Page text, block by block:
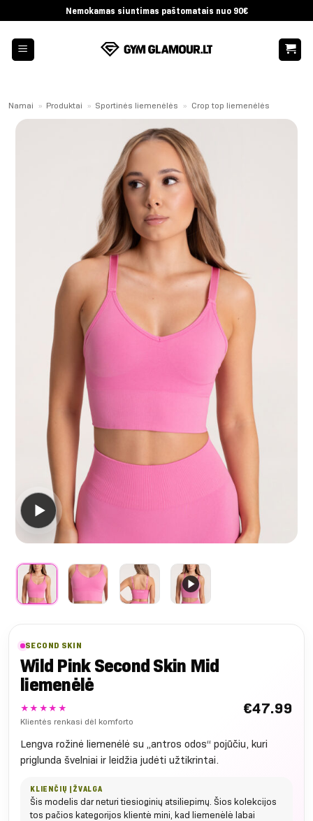
to
content
Nemokamas siuntimas paštomatais nuo 90€
Namai » Produktai » Sportinės liemenėlės » Crop top liemenėlės
SECOND SKIN
Wild Pink Second Skin Mid
liemenėlė
★★★★★
Klientės renkasi dėl komforto
€47.99
Lengva rožinė liemenėlė su „antros odos“ pojūčiu, kuri
priglunda švelniai ir leidžia judėti užtikrintai.
KLIENČIŲ ĮŽVALGA
Šis modelis dar neturi tiesioginių atsiliepimų. Šios kolekcijos
tos pačios kategorijos klientė mini, kad liemenėlė labai